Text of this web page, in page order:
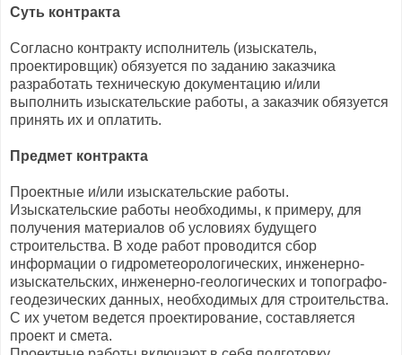
Суть контракта
Согласно контракту исполнитель (изыскатель,
проектировщик) обязуется по заданию заказчика
разработать техническую документацию и/или
выполнить изыскательские работы, а заказчик обязуется
принять их и оплатить.
Предмет контракта
Проектные и/или изыскательские работы.
Изыскательские работы необходимы, к примеру, для
получения материалов об условиях будущего
строительства. В ходе работ проводится сбор
информации о гидрометеорологических, инженерно-
изыскательских, инженерно-геологических и топографо-
геодезических данных, необходимых для строительства.
С их учетом ведется проектирование, составляется
проект и смета.